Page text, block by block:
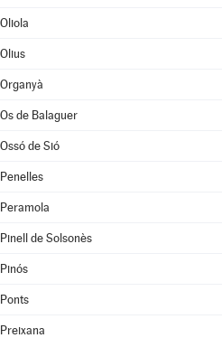
Oliola
Olius
Organyà
Os de Balaguer
Ossó de Sió
Penelles
Peramola
Pinell de Solsonès
Pinós
Ponts
Preixana